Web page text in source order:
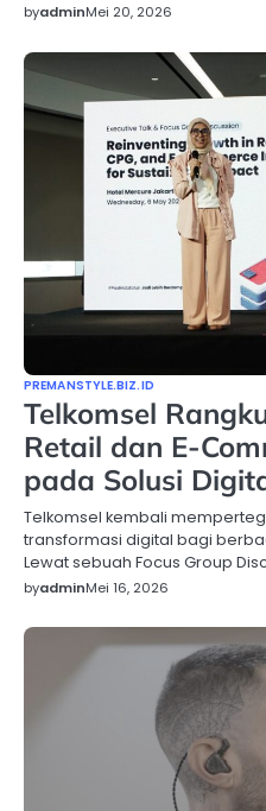
byadminMei 20, 2026
PREMANSTYLE.BIZ.ID
Telkomsel
Retail dan E-
pada Solusi
Telkomsel kembali
transformasi digital bagi
Lewat sebuah Focus Group
byadminMei 16, 2026